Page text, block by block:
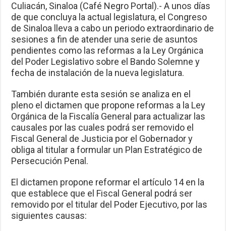
Culiacán, Sinaloa (Café Negro Portal).- A unos días
de que concluya la actual legislatura, el Congreso
de Sinaloa lleva a cabo un periodo extraordinario de
sesiones a fin de atender una serie de asuntos
pendientes como las reformas a la Ley Orgánica
del Poder Legislativo sobre el Bando Solemne y
fecha de instalación de la nueva legislatura.
También durante esta sesión se analiza en el
pleno el dictamen que propone reformas a la Ley
Orgánica de la Fiscalía General para actualizar las
causales por las cuales podrá ser removido el
Fiscal General de Justicia por el Gobernador y
obliga al titular a formular un Plan Estratégico de
Persecución Penal.
El dictamen propone reformar el artículo 14 en la
que establece que el Fiscal General podrá ser
removido por el titular del Poder Ejecutivo, por las
siguientes causas: